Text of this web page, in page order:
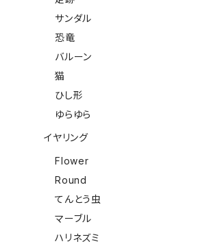
サンダル
恐竜
バルーン
猫
ひし形
ゆらゆら
イヤリング
Flower
Round
てんとう虫
マーブル
ハリネズミ